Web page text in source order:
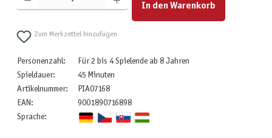
In den Warenkorb
Zum Merkzettel hinzufügen
Personenzahl:
Für 2 bis 4 Spielende ab 8 Jahren
Spieldauer:
45 Minuten
Artikelnummer:
PIA07168
EAN:
9001890716898
Sprache: